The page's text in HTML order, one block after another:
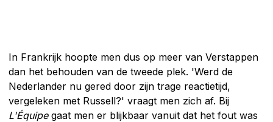
In Frankrijk hoopte men dus op meer van Verstappen
dan het behouden van de tweede plek. 'Werd de
Nederlander nu gered door zijn trage reactietijd,
vergeleken met Russell?' vraagt men zich af. Bij
L'Équipegaat men er blijkbaar vanuit dat het fout was